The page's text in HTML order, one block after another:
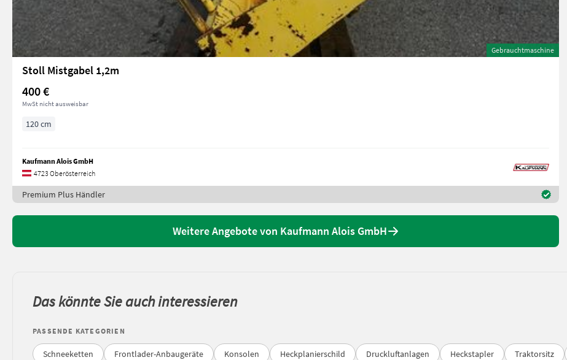
Gebrauchtmaschine
Stoll Mistgabel 1,2m
400 €
MwSt nicht ausweisbar
120 cm
Kaufmann Alois GmbH
4723 Oberösterreich
Premium Plus Händler
Weitere Angebote von Kaufmann Alois GmbH
Das könnte Sie auch interessieren
PASSENDE KATEGORIEN
Schneeketten Frontlader-Anbaugeräte Konsolen Heckplanierschild Druckluftanlagen Heckstapler Traktorsitz